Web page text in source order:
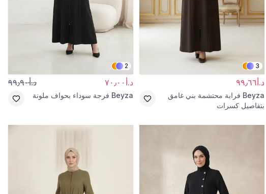
3
د.أ٩٩٫٦٦
Beyza فرابة محتشمة بني غامق
بتفاصيل كسرات
2
د.أ٧٠٫٠٠ د.أ٩٩٫٩٠
Beyza فرجة سوداء بحواف ملونة